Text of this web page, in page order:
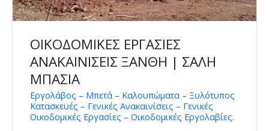
ΟΙΚΟΔΟΜΙΚΕΣ ΕΡΓΑΣΙΕΣ
ΑΝΑΚΑΙΝΙΣΕΙΣ ΞΑΝΘΗ | ΣΑΛΗ
ΜΠΑΣΙΑ
Εργολάβος – Μπετά – Καλουπώματα – Ξυλότυπος
Κατασκευές – Γενικές Ανακαινίσεις – Γενικές
Οικοδομικές Εργασίες – Οικοδομικές Εργολαβίες.